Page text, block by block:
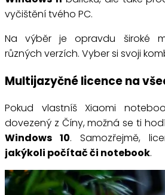
vyčištění tvého PC.
Na výběr je opravdu široké
různých verzích. Vyber si svoji
Multijazyčné licence na
Pokud vlastníš Xiaomi
dovezený z Číny, možná se ti
Windows 10. Samozřejmě,
jakýkoli počítač či notebook.